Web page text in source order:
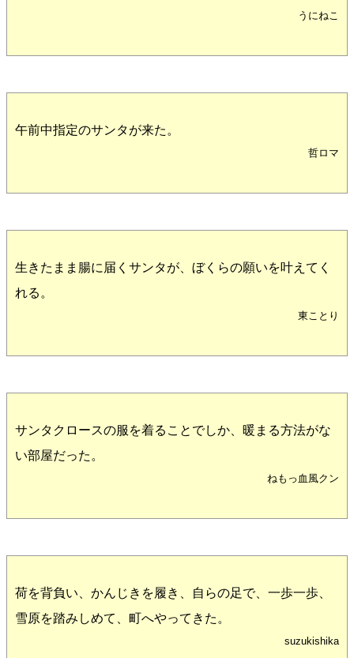
うにねこ
午前中指定のサンタが来た。
哲ロマ
生きたまま腸に届くサンタが、ぼくらの願いを叶えてく
れる。
東ことり
サンタクロースの服を着ることでしか、暖まる方法がな
い部屋だった。
ねもっ血風クン
荷を背負い、かんじきを履き、自らの足で、一歩一歩、
雪原を踏みしめて、町へやってきた。
suzukishika